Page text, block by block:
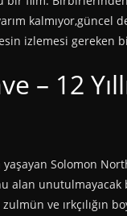
kalmıyor,güncel
izlemesi gereken
– 12
yaşayan Solomon
alan unutulmayacak
ve ırkçılığın